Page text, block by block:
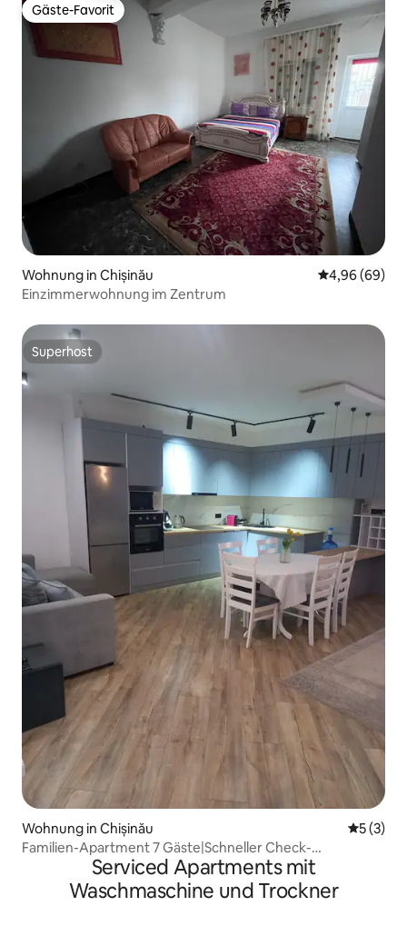
Gäste-Favorit
Gäste-Favorit
Wohnung in Chișinău
4,96 (69)
Einzimmerwohnung im Zentrum
Superhost
Superhost
Wohnung in Chișinău
5 (3)
Familien-Apartment 7 Gäste|Schneller Check-
in|Zentrum| 4 BettenServiced Apartments mit
Waschmaschine und Trockner